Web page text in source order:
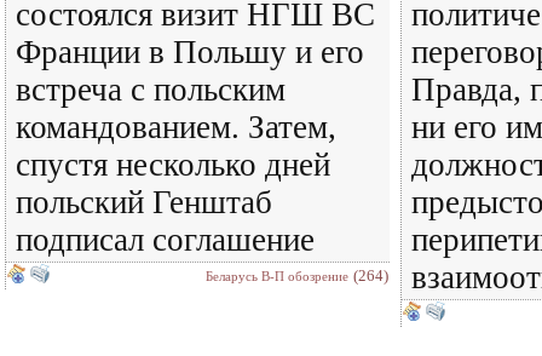
состоялся визит НГШ ВС
Франции в Польшу и его
встреча с польским
командованием. Затем,
спустя несколько дней
польский Генштаб
подписал соглашение
Беларусь В-П обозрение (264)
Правда,
ни его